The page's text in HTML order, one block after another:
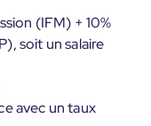
(IFM) + 10%
soit un salaire
avec un taux